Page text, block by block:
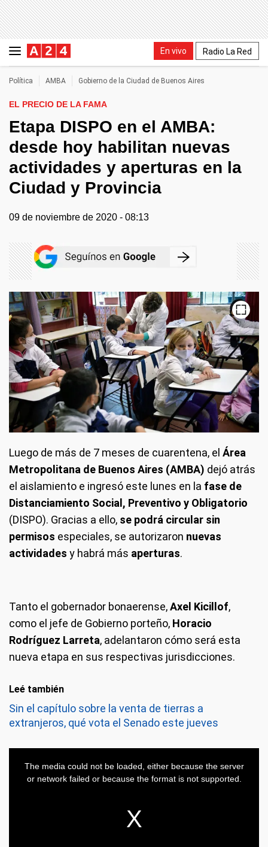
En vivo Radio La Red
Política AMBA Gobierno de la Ciudad de Buenos Aires
EL PRECIO DE LA FAMA
Etapa DISPO en el AMBA:
desde hoy habilitan nuevas
actividades y aperturas en la
Ciudad y Provincia
09 de noviembre de 2020 - 08:13
Luego de más de 7 meses de cuarentena, el Área
Metropolitana de Buenos Aires (AMBA) dejó atrás
el aislamiento e ingresó este lunes en la fase de
Distanciamiento Social, Preventivo y Obligatorio
(DISPO). Gracias a ello, se podrá circular sin
permisos especiales, se autorizaron nuevas
actividades y habrá más aperturas.
Tanto el gobernador bonaerense,Axel Kicillof,
como el jefe de Gobierno porteño, Horacio
Rodríguez Larreta, adelantaron cómo será esta
nueva etapa en sus respectivas jurisdicciones.
Leé también
Sin el capítulo sobre la venta de tierras a
extranjeros, qué vota el Senado este jueves